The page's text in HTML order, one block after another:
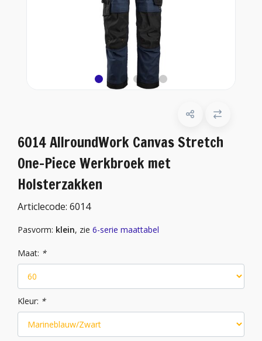
6014 AllroundWork Canvas Stretch
One-Piece Werkbroek met
Holsterzakken
Articlecode: 6014
Pasvorm: klein, zie 6-serie maattabel
Maat: *
Kleur: *